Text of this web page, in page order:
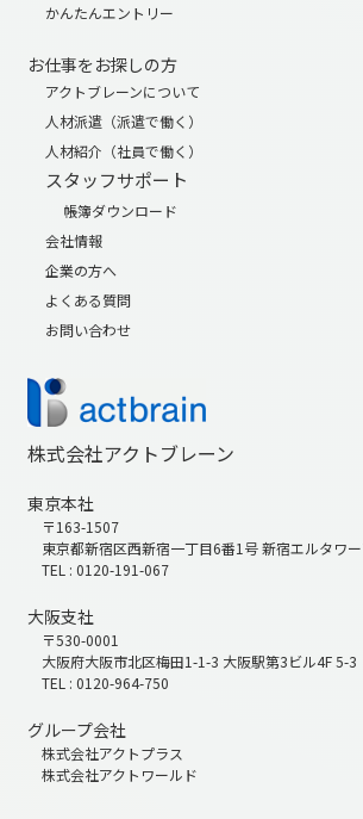
かんたんエントリー
お仕事をお探しの方
アクトブレーンについて
人材派遣（派遣で働く）
人材紹介（社員で働く）
スタッフサポート
帳簿ダウンロード
会社情報
企業の方へ
よくある質問
お問い合わせ
株式会社アクトブレーン
東京本社
〒163-1507
東京都新宿区西新宿一丁目6番1号 新宿エルタワ
TEL : 0120-191-067
大阪支社
〒530-0001
大阪府大阪市北区梅田1-1-3 大阪駅第3ビル4F 5-3
TEL : 0120-964-750
グループ会社
株式会社アクトプラス
株式会社アクトワールド